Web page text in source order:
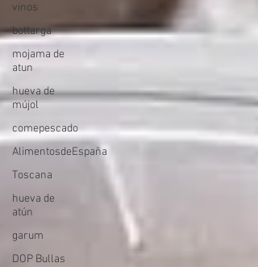
vinos
bottarga
mojama de
atun
hueva de
mújol
comepescado
AlimentosdeEspaña
Toscana
hueva de
atún
garum
DOP Bullas